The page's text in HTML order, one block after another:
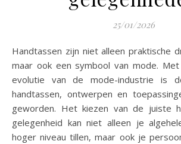
25/01/2026
Handtassen zijn niet alleen praktische draaghulpmiddelen,
maar ook een symbool van mode.
evolutie van de mode-industrie is
handtassen, ontwerpen en
geworden. Het kiezen van de juiste
gelegenheid kan niet alleen je
hoger niveau tillen, maar ook je